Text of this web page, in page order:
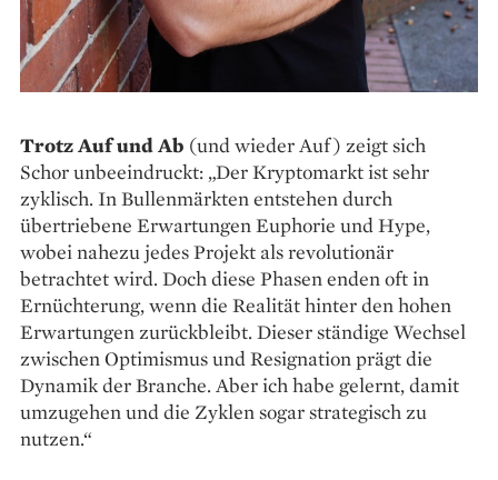
Trotz Auf und Ab (und ­wieder Auf) zeigt sich
Schor unbeeindruckt: „Der Kryptomarkt ist sehr
zyklisch. In Bullenmärkten entstehen durch
übertriebene Erwartungen Euphorie und Hype,
wobei nahezu jedes Projekt als revolutionär
betrachtet wird. Doch diese Phasen enden oft in
Ernüchterung, wenn die Realität hinter den hohen
Erwartungen zurückbleibt. Dieser ständige Wechsel
zwischen Optimismus und Resignation prägt die
Dynamik der Branche. Aber ich habe gelernt, damit
umzugehen und die Zyklen sogar strategisch zu
nutzen.“